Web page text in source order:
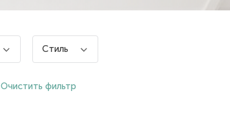
Стиль
Очистить фильтр